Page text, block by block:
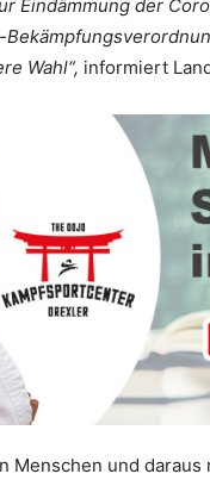
Eindämmung der
Wahl“, informiert
Menschen und